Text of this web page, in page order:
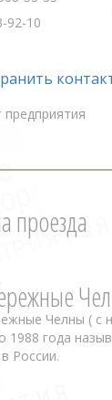
92-10
предприятия
проезда
Челны ( с
1988 года
России.